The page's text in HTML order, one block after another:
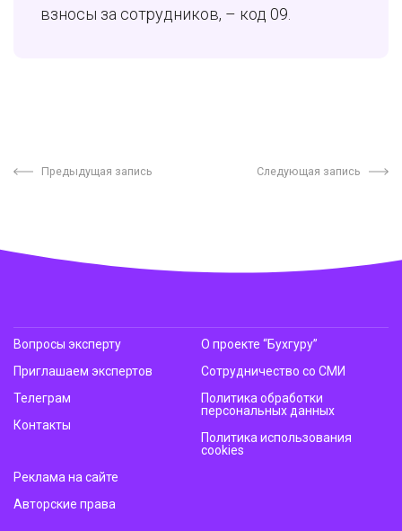
взносы за сотрудников, – код 09.
Предыдущая запись Следующая запись
Вопросы эксперту
Приглашаем экспертов
Телеграм
Контакты
О проекте “Бухгуру”
Сотрудничество со СМИ
Политика обработки
персональных данных
Политика использования
cookies
Реклама на сайте
Авторские права